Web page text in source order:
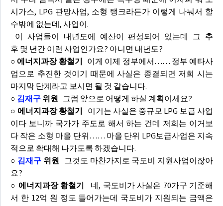
시가스, LPG 관망사업, 소형 탱크라든가 이렇게 나눠서 할
수밖에 없는데, 사업이.
이 사업들이 내년도에 예산이 편성되어 있는데 그 추
후 몇 년간 이런 사업인가요? 아니면 내년도?
○ 에너지과장 황철기 이게 이제 정부에서…… 정부 예타사
업으로 추진한 것이기 때문에 사실은 종결되면 저희 시는
마지막 단계라고 보시면 될 것 같습니다.
○ 김재구 위원 그럼 앞으로 어떻게 하실 계획이세요?
○ 에너지과장 황철기 이거는 사실은 중규모 LPG 보급 사업
이다 보니까 국가가 주도로 해서 하는 건데 저희는 이거보
다 작은 소형 마을 단위…… 마을 단위 LPG보급사업은 지속
적으로 확대해 나가도록 하겠습니다.
○ 김재구 위원 그것도 마찬가지로 국도비 지원사업이잖아
요?
○ 에너지과장 황철기
네, 국도비가 사실은 70가구 기준해
서 한 12억 원 정도 들어가는데 국도비가 지원되는 금액은